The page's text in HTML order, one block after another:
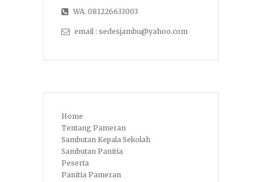
WA. 081226633003
email : sedesjambu@yahoo.com
Home
Tentang Pameran
Sambutan Kepala Sekolah
Sambutan Panitia
Peserta
Panitia Pameran